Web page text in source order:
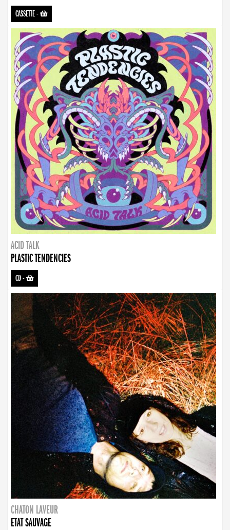
CASSETTE-
ACID TALK
PLASTIC TENDENCIES
CD-
CHATON LAVEUR
ETAT SAUVAGE